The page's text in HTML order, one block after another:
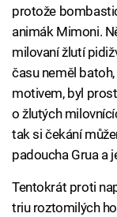
protože
animák Mimoni.
milovaní žlutí
času neměl
motivem, byl
o žlutých
tak si čekání
padoucha Grua a
Tentokrát proti
triu roztomilých